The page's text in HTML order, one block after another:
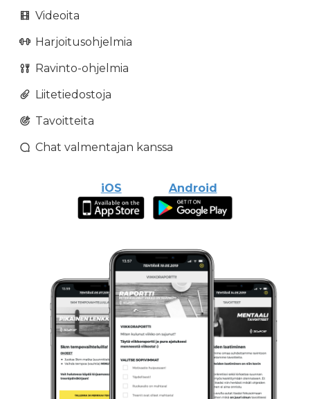
Videoita
Harjoitusohjelmia
Ravinto-ohjelmia
Liitetiedostoja
Tavoitteita
Chat valmentajan kanssa
iOS Android